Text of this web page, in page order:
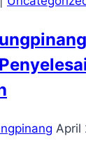
April